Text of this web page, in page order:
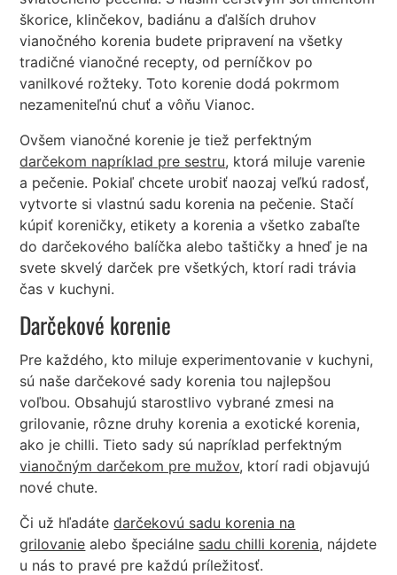
škorice, klinčekov, badiánu a ďalších druhov
vianočného korenia budete pripravení na všetky
tradičné vianočné recepty, od perníčkov po
vanilkové rožteky. Toto korenie dodá pokrmom
nezameniteľnú chuť a vôňu Vianoc.
Ovšem vianočné korenie je tiež perfektným
darčekom napríklad pre sestru, ktorá miluje varenie
a pečenie. Pokiaľ chcete urobiť naozaj veľkú radosť,
vytvorte si vlastnú sadu korenia na pečenie. Stačí
kúpiť koreničky, etikety a korenia a všetko zabaľte
do darčekového balíčka alebo taštičky a hneď je na
svete skvelý darček pre všetkých, ktorí radi trávia
čas v kuchyni.
Darčekové korenie
Pre každého, kto miluje experimentovanie v kuchyni,
sú naše darčekové sady korenia tou najlepšou
voľbou. Obsahujú starostlivo vybrané zmesi na
grilovanie, rôzne druhy korenia a exotické korenia,
ako je chilli. Tieto sady sú napríklad perfektným
vianočným darčekom pre mužov, ktorí radi objavujú
nové chute.
Či už hľadátedarčekovú sadu korenia na
grilovanie alebo špeciálne sadu chilli korenia, nájdete
u nás to pravé pre každú príležitosť.